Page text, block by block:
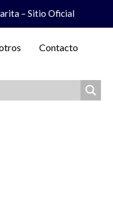
– Sitio Oficial
Contacto